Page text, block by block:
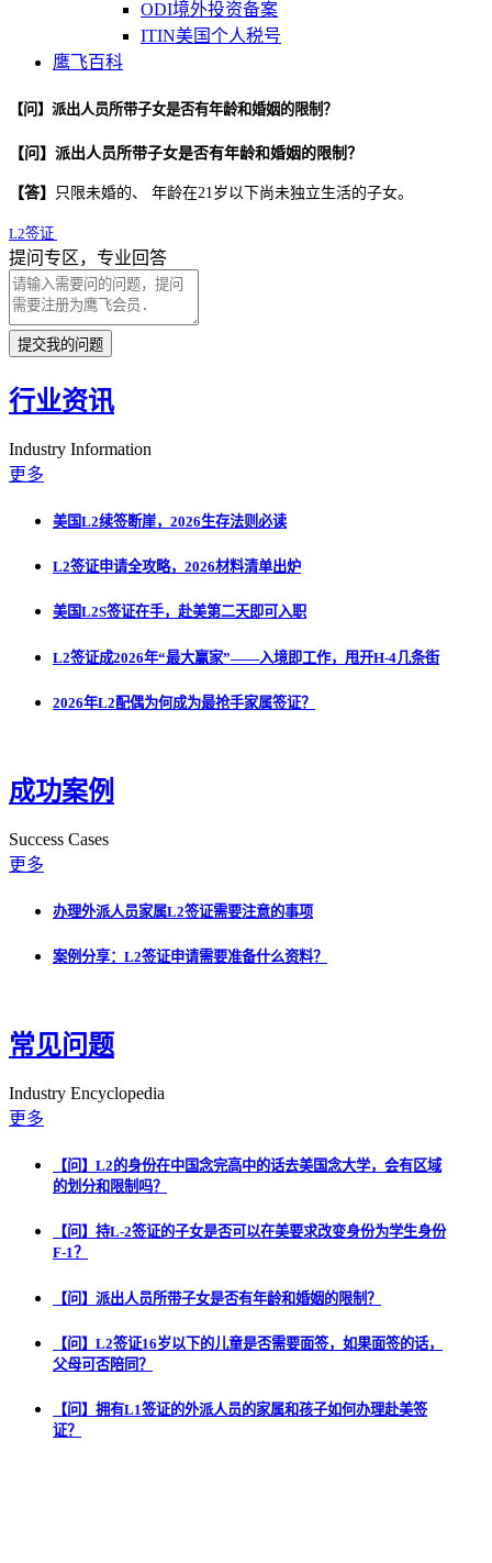
ODI境外投资备案
ITIN美国个人税号
鹰飞百科
【问】派出人员所带子女是否有年龄和婚姻的限制？
【问】派出人员所带子女是否有年龄和婚姻的限制？
【答】 只限未婚的、 年龄在21岁以下尚未独立生活的子女。
L2签证
提问专区，专业回答
提交我的问题
行业资讯
Industry Information
更多
美国L2续签断崖，2026生存法则必读
L2签证申请全攻略，2026材料清单出炉
美国L2S签证在手，赴美第二天即可入职
L2签证成2026年“最大赢家”——入境即工作，甩开H-4几条街
2026年L2配偶为何成为最抢手家属签证？
成功案例
Success Cases
更多
办理外派人员家属L2签证需要注意的事项
案例分享：L2签证申请需要准备什么资料？
常见问题
Industry Encyclopedia
更多
【问】L2的身份在中国念完高中的话去美国念大学，会有区域
的划分和限制吗？
【问】持L-2签证的子女是否可以在美要求改变身份为学生身份
F-1？
【问】派出人员所带子女是否有年龄和婚姻的限制？
【问】L2签证16岁以下的儿童是否需要面签，如果面签的话，
父母可否陪同？
【问】拥有L1签证的外派人员的家属和孩子如何办理赴美签
证？